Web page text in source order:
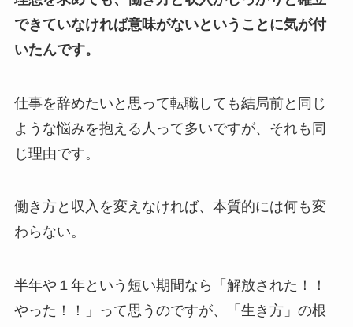
できていなければ意味がないということに気が付
いたんです。
仕事を辞めたいと思って転職しても結局前と同じ
ような悩みを抱える人って多いですが、それも同
じ理由です。
働き方と収入を変えなければ、本質的には何も変
わらない。
半年や１年という短い期間なら「解放された！！
やった！！」って思うのですが、「生き方」の根